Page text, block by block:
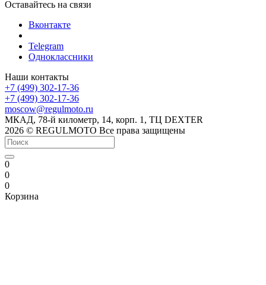
Оставайтесь на связи
Вконтакте
Telegram
Одноклассники
Наши контакты
+7 (499) 302-17-36
+7 (499) 302-17-36
moscow@regulmoto.ru
МКАД, 78-й километр, 14, корп. 1, ТЦ DEXTER
2026 © REGULMOTO Все права защищены
0
0
0
Корзина